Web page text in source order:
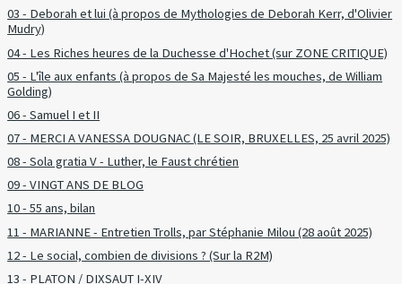
03 - Deborah et lui (à propos de Mythologies de Deborah Kerr, d'Olivier
Mudry)
04 - Les Riches heures de la Duchesse d'Hochet (sur ZONE CRITIQUE)
05 - L'île aux enfants (à propos de Sa Majesté les mouches, de William
Golding)
06 - Samuel I et II
07 - MERCI A VANESSA DOUGNAC (LE SOIR, BRUXELLES, 25 avril 2025)
08 - Sola gratia V - Luther, le Faust chrétien
09 - VINGT ANS DE BLOG
10 - 55 ans, bilan
11 - MARIANNE - Entretien Trolls, par Stéphanie Milou (28 août 2025)
12 - Le social, combien de divisions ? (Sur la R2M)
13 - PLATON / DIXSAUT I-XIV